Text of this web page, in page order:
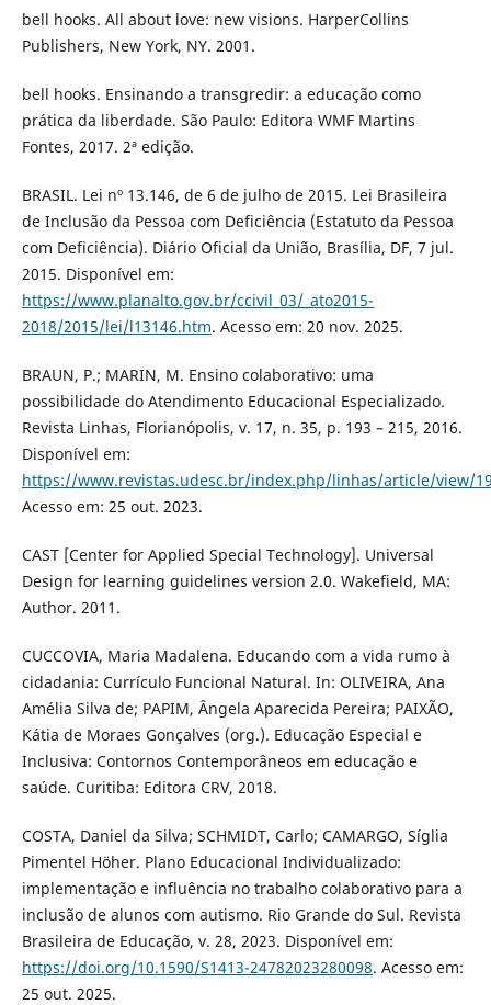
bell hooks. All about love: new visions. HarperCollins
Publishers, New York, NY. 2001.
bell hooks. Ensinando a transgredir: a educação como
prática da liberdade. São Paulo: Editora WMF Martins
Fontes, 2017. 2ª edição.
BRASIL. Lei nº 13.146, de 6 de julho de 2015. Lei Brasileira
de Inclusão da Pessoa com Deficiência (Estatuto da Pessoa
com Deficiência). Diário Oficial da União, Brasília, DF, 7 jul.
2015. Disponível em:
https://www.planalto.gov.br/ccivil_03/_ato2015-
2018/2015/lei/l13146.htm. Acesso em: 20 nov. 2025.
BRAUN, P.; MARIN, M. Ensino colaborativo: uma
possibilidade do Atendimento Educacional Especializado.
Revista Linhas, Florianópolis, v. 17, n. 35, p. 193 – 215, 2016.
Disponível em:
https://www.revistas.udesc.br/index.php/linhas/article/view/
Acesso em: 25 out. 2023.
CAST [Center for Applied Special Technology]. Universal
Design for learning guidelines version 2.0. Wakefield, MA:
Author. 2011.
CUCCOVIA, Maria Madalena. Educando com a vida rumo à
cidadania: Currículo Funcional Natural. In: OLIVEIRA, Ana
Amélia Silva de; PAPIM, Ângela Aparecida Pereira; PAIXÃO,
Kátia de Moraes Gonçalves (org.). Educação Especial e
Inclusiva: Contornos Contemporâneos em educação e
saúde. Curitiba: Editora CRV, 2018.
COSTA, Daniel da Silva; SCHMIDT, Carlo; CAMARGO, Síglia
Pimentel Höher. Plano Educacional Individualizado:
implementação e influência no trabalho colaborativo para a
inclusão de alunos com autismo. Rio Grande do Sul. Revista
Brasileira de Educação, v. 28, 2023. Disponível em:
https://doi.org/10.1590/S1413-24782023280098. Acesso em:
25 out. 2025.